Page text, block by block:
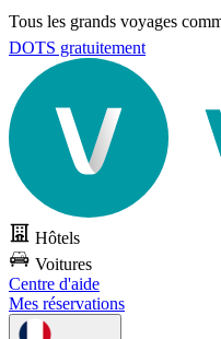
Tous les grands voyages
DOTS gratuitement
Hôtels
Voitures
Centre d'aide
Mes réservations